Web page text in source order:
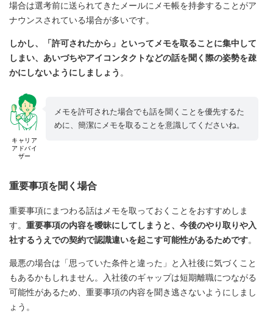
場合は選考前に送られてきたメールにメモ帳を持参することがア
ナウンスされている場合が多いです。
しかし、「許可されたから」といってメモを取ることに集中して
しまい、あいづちやアイコンタクトなどの話を聞く際の姿勢を疎
かにしないようにしましょう 。
キャリア
アドバイ
ザー
メモを許可された場合でも話を聞くことを優先するた
めに、簡潔にメモを取ることを意識してくださいね。
重要事項を聞く場合
重要事項にまつわる話はメモを取っておくことをおすすめしま
す。 重要事項の内容を曖昧にしてしまうと、今後のやり取りや入
社するうえでの契約で認識違いを起こす可能性があるためです。
最悪の場合は「思っていた条件と違った」と入社後に気づくこと
もあるかもしれません。入社後のギャップは短期離職につながる
可能性があるため、重要事項の内容を聞き逃さないようにしまし
ょう。